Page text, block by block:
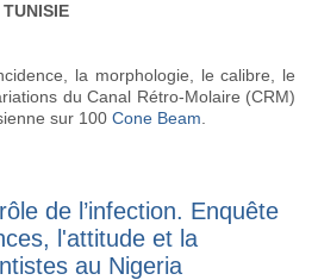
la morphologie, le calibre, le
du Canal Rétro-Molaire (CRM)
sur 100 Cone Beam
de l’infection. Enquête
l'attitude et la
au Nigeria